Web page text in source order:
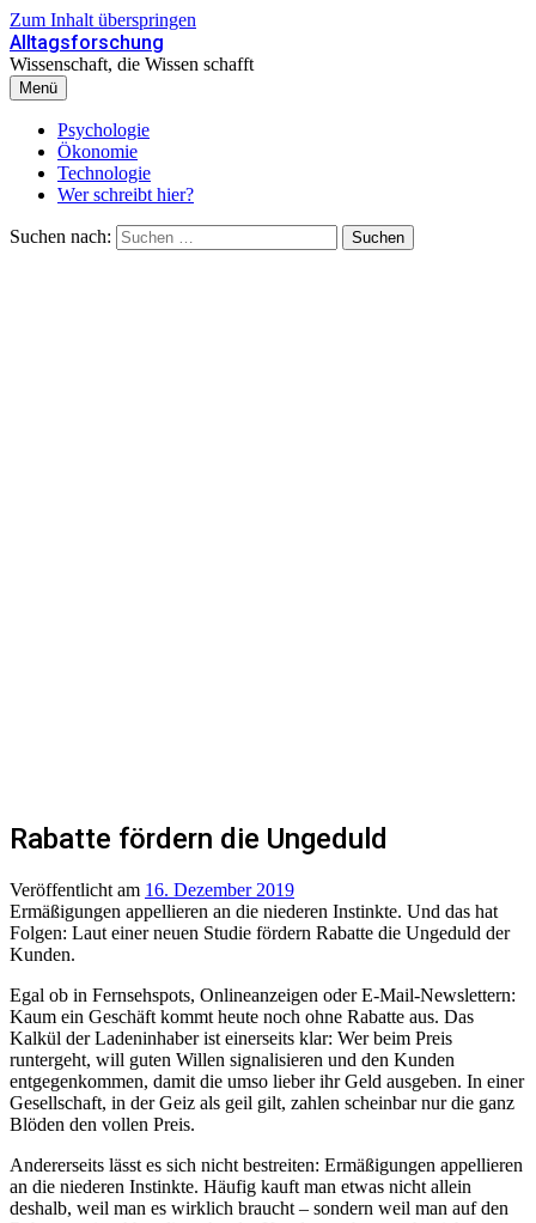
Zum Inhalt überspringen
Alltagsforschung
Wissenschaft, die Wissen schafft
Menü
Psychologie
Ökonomie
Technologie
Wer schreibt hier?
Suchen nach:
Rabatte fördern die Ungeduld
Veröffentlicht am 16. Dezember 2019
Ermäßigungen appellieren an die niederen Instinkte. Und das hat
Folgen: Laut einer neuen Studie fördern Rabatte die Ungeduld der
Kunden.
Egal ob in Fernsehspots, Onlineanzeigen oder E-Mail-Newslettern:
Kaum ein Geschäft kommt heute noch ohne Rabatte aus. Das
Kalkül der Ladeninhaber ist einerseits klar: Wer beim Preis
runtergeht, will guten Willen signalisieren und den Kunden
entgegenkommen, damit die umso lieber ihr Geld ausgeben. In einer
Gesellschaft, in der Geiz als geil gilt, zahlen scheinbar nur die ganz
Blöden den vollen Preis.
Andererseits lässt es sich nicht bestreiten: Ermäßigungen appellieren
an die niederen Instinkte. Häufig kauft man etwas nicht allein
deshalb, weil man es wirklich braucht – sondern weil man auf den